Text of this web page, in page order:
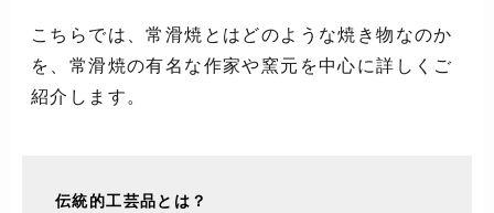
こちらでは、常滑焼とはどのような焼き物なのか
を、常滑焼の有名な作家や窯元を中心に詳しくご
紹介します。
伝統的工芸品とは？